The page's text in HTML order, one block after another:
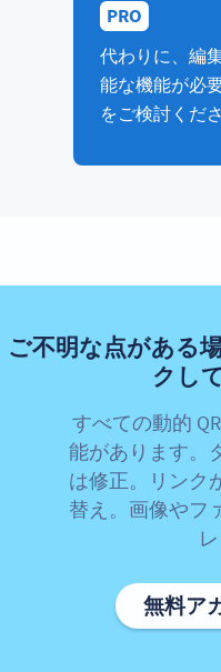
PRO
代わりに、編
能な機能が必
をご検討くださ
ご不明な点がある場
クし
すべての動的
能があります。
は修正。リンク
替え。画像やフ
無料ア